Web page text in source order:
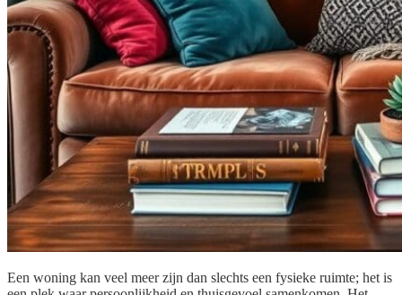
Een woning kan veel meer zijn dan slechts een fysieke ruimte; het is